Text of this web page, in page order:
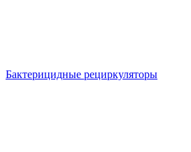
Бактерицидные рециркуляторы